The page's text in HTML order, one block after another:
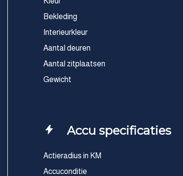
Bekleding
Interieurkleur
Aantal deuren
Aantal zitplaatsen
Gewicht
Accu specificaties
Actieradius in KM
Accuconditie